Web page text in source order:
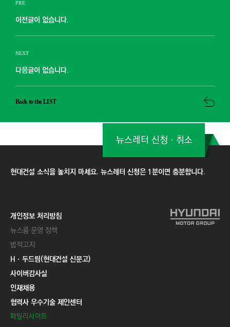
PRE
이전글이 없습니다.
NEXT
다음글이 없습니다.
Back to the LIST
현대건설 소식을 놓치지 마세요. 뉴스레터 신청은 1분이면 충분합니다.
뉴스레터 신청ㆍ취소
개인정보 처리방침
뉴스룸 운영 정책
법적고지
Hㆍ두드림(현대건설 신문고)
사이버감사실
인재채용
협력사 우수기술 제안센터
패밀리사이트